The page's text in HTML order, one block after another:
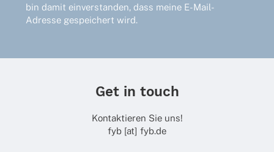
bin damit einverstanden, dass meine E-Mail-
Adresse gespeichert wird.
Get in touch
Kontaktieren Sie uns!
fyb [at] fyb.de